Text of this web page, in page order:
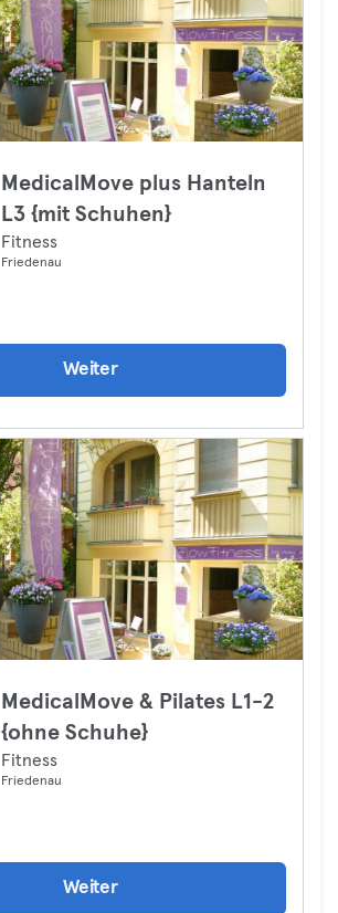
MedicalMove plus Hanteln
L3 {mit Schuhen}
Fitness
Friedenau
Weiter
MedicalMove & Pilates L1-2
{ohne Schuhe}
Fitness
Friedenau
Weiter